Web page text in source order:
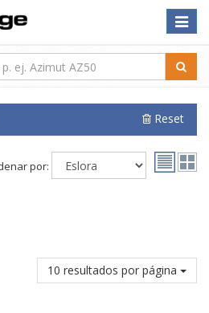
Toggle
Reset
por:
10 resultados por página